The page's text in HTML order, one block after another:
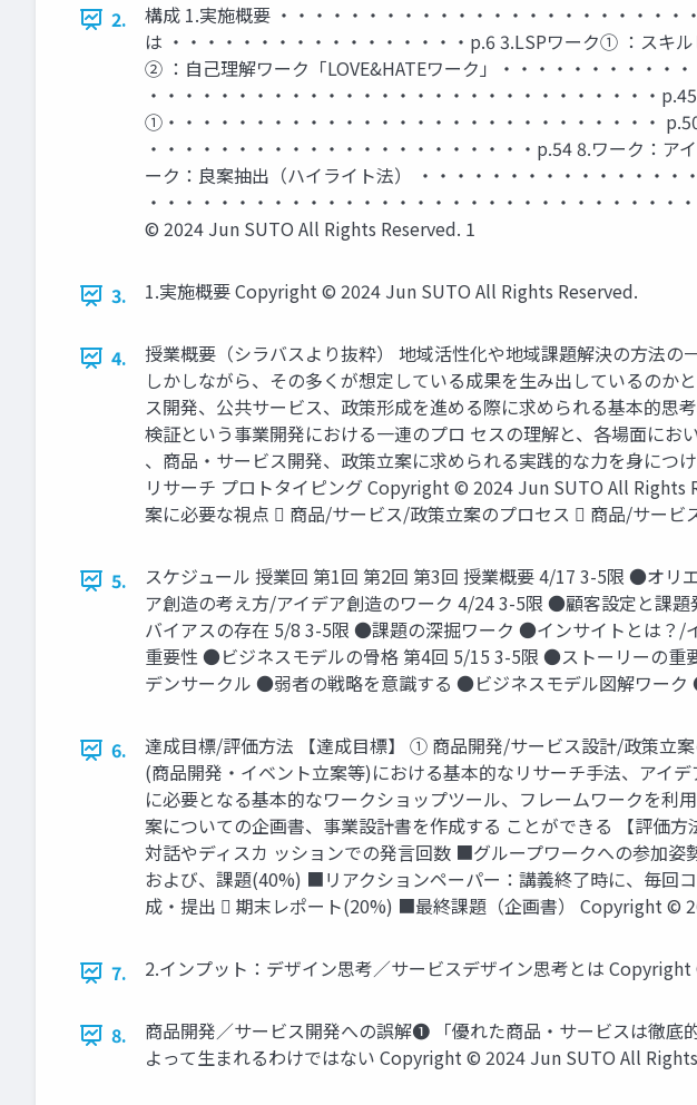
2.
構成 1.実施概要 ・・・・・・・・・・・・・・・・・・・・・・
は ・・・・・・・・・・・・・・・・・p.6 3.LSPワーク① ：スキ
② ：自己理解ワーク「LOVE&HATEワーク」・・・・・・・・・・
・・・・・・・・・・・・・・・・・・・・・・・・・・・・・
①・・・・・・・・・・・・・・・・・・・・・・・・・・・・
・・・・・・・・・・・・・・・・・・・・・・p.54 8.ワーク：
ーク：良案抽出（ハイライト法） ・・・・・・・・・・・・・・
・・・・・・・・・・・・・・・・・・・・・・・・・・・・・
© 2024 Jun SUTO All Rights Reserved. 1
3. 1.実施概要 Copyright © 2024 Jun SUTO All Rights Reserved.
4.
授業概要（シラバスより抜粋） 地域活性化や地域課題解決の方法の
しかしながら、その多くが想定している成果を生み出しているの
ス開発、公共サービス、政策形成を進める際に求められる基本的思
検証という事業開発における一連のプロ セスの理解と、各場面に
、商品・サービス開発、政策立案に求められる実践的な力を身に
リサーチ プロトタイピング Copyright © 2024 Jun SUTO All
案に必要な視点  商品/サービス/政策立案のプロセス  商品/サービ
5.
スケジュール 授業回 第1回 第2回 第3回 授業概要 4/17 3-5限 ●オ
ア創造の考え方/アイデア創造のワーク 4/24 3-5限 ●顧客設定と
バイアスの存在 5/8 3-5限 ●課題の深掘ワーク ●インサイトとは？
重要性 ●ビジネスモデルの骨格 第4回 5/15 3-5限 ●ストーリーの
デンサークル ●弱者の戦略を意識する ●ビジネスモデル図解ワー
6.
達成目標/評価方法 【達成目標】 ① 商品開発/サービス設計/政策立
(商品開発・イベント立案等)における基本的なリサーチ手法、アイ
に必要となる基本的なワークショップツール、フレームワークを
案についての企画書、事業設計書を作成する ことができる 【評価
対話やディスカ ッションでの発言回数 ■グループワークへの参加姿
および、課題(40%) ■リアクションペーパー：講義終了時に、毎回
成・提出  期末レポート(20%) ■最終課題（企画書） Copyright ©
7. 2.インプット：デザイン思考／サービスデザイン思考とは
8.
商品開発／サービス開発への誤解❶ 「優れた商品・サービスは徹
よって生まれるわけではない Copyright © 2024 Jun SUTO All